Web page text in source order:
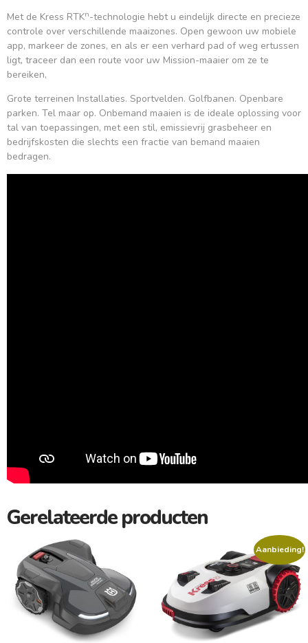
Met de Kress RTKn-technologie hebt u eindelijk directe en precieze
controle over verschillende maaizones. Open gewoon uw mobiele
app, markeer de zones, en als er een verhard pad of weg ertussen
ligt, traceer dan een route voor uw Mission-maaier om ze te
bereiken,
Grote terreinen Installaties. Sportvelden. Golfbanen. Openbare
parken. Tel maar op. Onbemand maaien is de ideale oplossing voor
tal van toepassingen, met een stil, emissievrij grasbeheer en
bedrijfskosten die slechts een fractie van bemand maaien
bedragen.
Gerelateerde producten
Aanbieding!